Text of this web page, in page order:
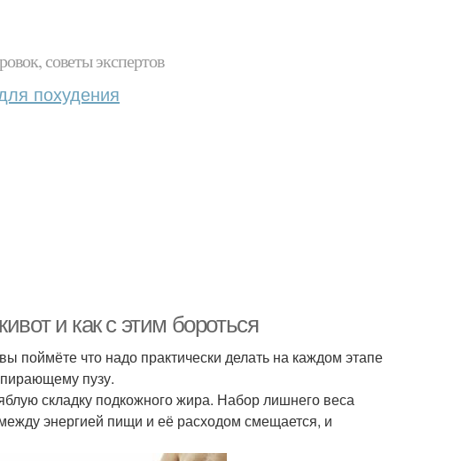
советы экспертов
похудения
и как с этим бороться
поймёте что надо практически делать на каждом этапе
пузу.
складку подкожного жира. Набор лишнего веса
энергией пищи и её расходом смещается, и